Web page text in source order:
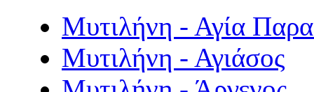
Μυτιλήνη - Αγία
Μυτιλήνη - Αγιάσος